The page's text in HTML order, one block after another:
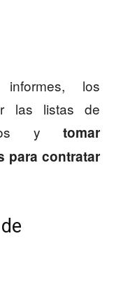
los
las listas de
y tomar
para contratar